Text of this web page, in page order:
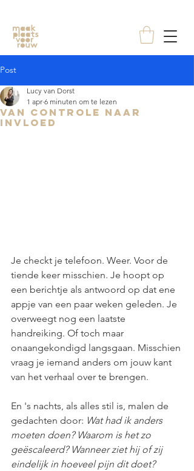
Post
Van controle naar
invloed
Lucy van Dorst
1 apr 6 minuten om te lezen
Je checkt je telefoon. Weer. Voor de
tiende keer misschien. Je hoopt op
een berichtje als antwoord op dat ene
appje van een paar weken geleden. Je
overweegt nog een laatste
handreiking. Of toch maar
onaangekondigd langsgaan. Misschien
vraag je iemand anders om jouw kant
van het verhaal over te brengen.
En 's nachts, als alles stil is, malen de
gedachten door: Wat had ik anders
moeten doen? Waarom is het zo
geëscaleerd? Wanneer ziet hij of zij
eindelijk in hoeveel pijn dit doet?